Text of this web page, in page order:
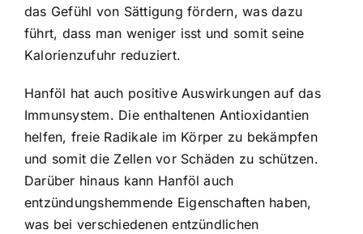
das Gefühl von Sättigung fördern, was dazu
führt, dass man weniger isst und somit seine
Kalorienzufuhr reduziert.
Hanföl hat auch positive Auswirkungen auf das
Immunsystem. Die enthaltenen Antioxidantien
helfen, freie Radikale im Körper zu bekämpfen
und somit die Zellen vor Schäden zu schützen.
Darüber hinaus kann Hanföl auch
entzündungshemmende Eigenschaften haben,
was bei verschiedenen entzündlichen